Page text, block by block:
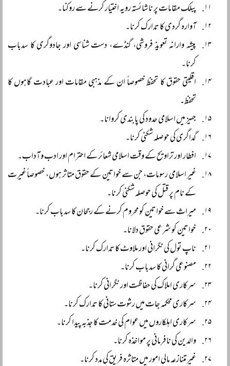
پبلک مقامات پر ناشائستہ رویہ اختیار کرنے سے روکنا۔
آوارہ گردی کا تدارک کرنا۔
پیشہ وارانہ تعویذ فروشی، گنڈے، دست شناسی اور جادوگری کا سدباب
کرنا۔
اقلیتی حقوق کا تحفظ خصوصاً ان کے مذہبی مقامات اور عبادت گاہوں کا
تحفظ۔
جہیز میں اسلامی حدود کی پابندی کروانا۔
گداگری کی حوصلہ شکنی کرنا۔
افطار اور تراویح کے وقت اسلامی شعائر کے احترام اور ادب و آداب۔
غیر اسلامی رسومات، جن سے خواتین کے حقوق متاثر ہوں، خصوصاً غیرت
کے نام پر قتل کی حوصلہ شکنی کرنا۔
میراث سے خواتین کو محروم کرنے کے رجحان کا سدباب کرنا۔
خواتین کو شرعی حقوق دلانا۔
ناپ تول کی نگرانی اور ملاوٹ کا تدارک کرنا۔
مصنوعی گرانی کا سدباب کرنا۔
سرکاری املاک کی حفاظت اور نگرانی کرنا۔
سرکاری محکمہ جات میں رشوت ستانی کا تدارک کرنا۔
سرکاری اہلکاروں میں عوام کی خدمت کا جذبہ پیدا کرنا۔
والدین کی نافرمانی پر مواخذہ کرنا۔
غیر متنازعہ مالی امور میں متاثرہ فریق کی مدد کرنا۔